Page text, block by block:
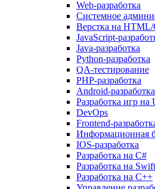
Web-разработка
Системное
Верстка на HTML/
JavaScript-
Java-разработка
Python-разработка
QA-тестирование
PHP-разработка
Android-разработка
Разработка игр на
DevOps
Frontend-
Информационная
IOS-разработка
Разработка на C#
Разработка на Swift
Разработка на C++